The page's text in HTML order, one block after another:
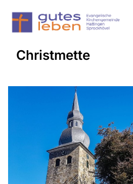
Christmette